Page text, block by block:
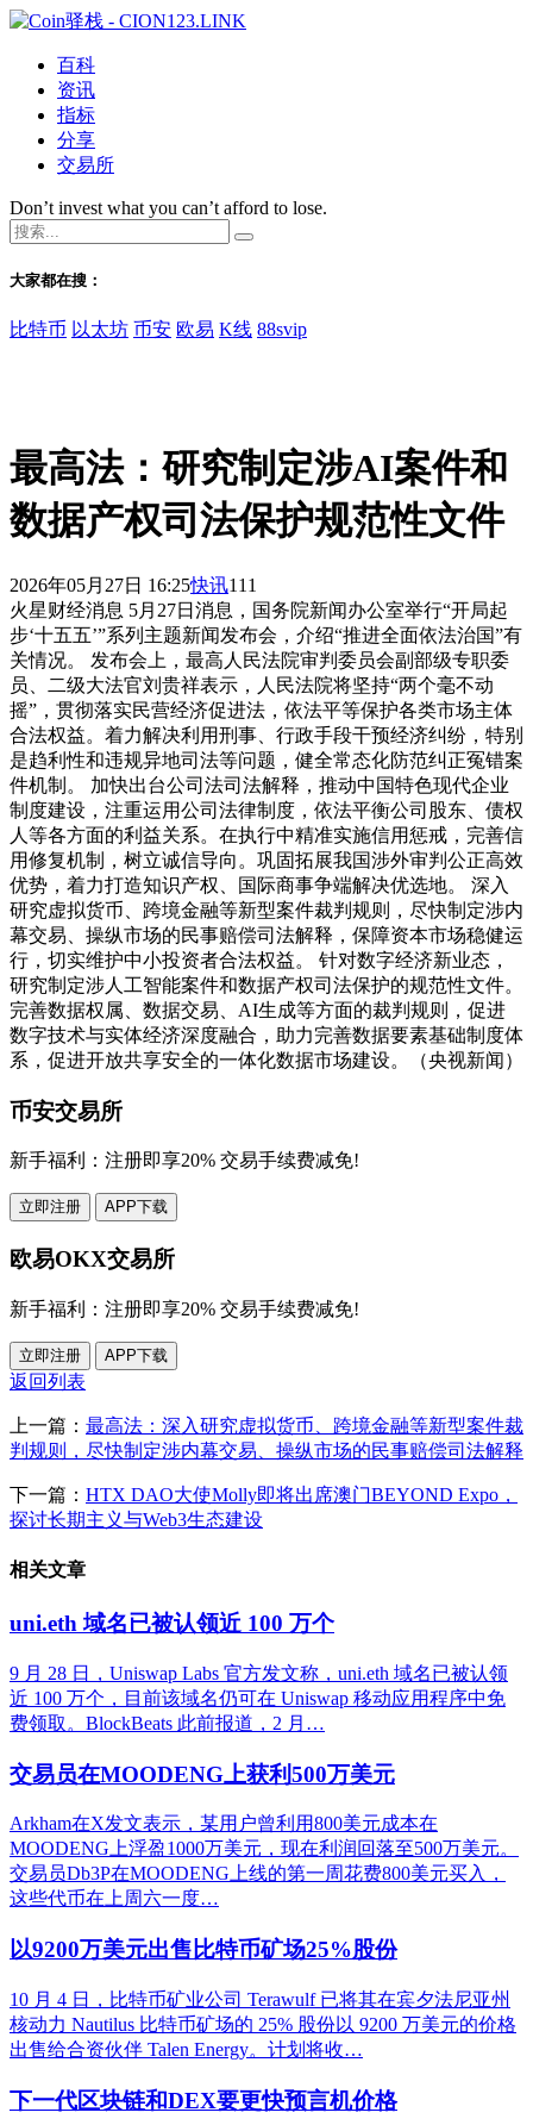
百科
资讯
指标
分享
交易所
Don’t invest what you can’t afford to lose.
大家都在搜：
比特币 以太坊 币安 欧易 K线 88svip
最高法：研究制定涉AI案件和
数据产权司法保护规范性文件
2026年05月27日 16:25快讯111
火星财经消息 5月27日消息，国务院新闻办公室举行“开局起
步‘十五五’”系列主题新闻发布会，介绍“推进全面依法治国”有
关情况。 发布会上，最高人民法院审判委员会副部级专职委
员、二级大法官刘贵祥表示，人民法院将坚持“两个毫不动
摇”，贯彻落实民营经济促进法，依法平等保护各类市场主体
合法权益。着力解决利用刑事、行政手段干预经济纠纷，特别
是趋利性和违规异地司法等问题，健全常态化防范纠正冤错案
件机制。 加快出台公司法司法解释，推动中国特色现代企业
制度建设，注重运用公司法律制度，依法平衡公司股东、债权
人等各方面的利益关系。在执行中精准实施信用惩戒，完善信
用修复机制，树立诚信导向。巩固拓展我国涉外审判公正高效
优势，着力打造知识产权、国际商事争端解决优选地。 深入
研究虚拟货币、跨境金融等新型案件裁判规则，尽快制定涉内
幕交易、操纵市场的民事赔偿司法解释，保障资本市场稳健运
行，切实维护中小投资者合法权益。 针对数字经济新业态，
研究制定涉人工智能案件和数据产权司法保护的规范性文件。
完善数据权属、数据交易、AI生成等方面的裁判规则，促进
数字技术与实体经济深度融合，助力完善数据要素基础制度体
系，促进开放共享安全的一体化数据市场建设。（央视新闻）
币安交易所
新手福利： 注册即享20% 交易手续费减免!
立即注册 APP下载
欧易OKX交易所
新手福利： 注册即享20% 交易手续费减免!
立即注册 APP下载
返回列表
上一篇： 最高法：深入研究虚拟货币、跨境金融等新型案件裁
判规则，尽快制定涉内幕交易、操纵市场的民事赔偿司法解释
下一篇： HTX DAO大使Molly即将出席澳门BEYOND Expo，
探讨长期主义与Web3生态建设
相关文章
uni.eth 域名已被认领近 100 万个
9 月 28 日，Uniswap Labs 官方发文称，uni.eth 域名已被认领
近 100 万个，目前该域名仍可在 Uniswap 移动应用程序中免
费领取。BlockBeats 此前报道，2 月…
交易员在MOODENG上获利500万美元
Arkham在X发文表示，某用户曾利用800美元成本在
MOODENG上浮盈1000万美元，现在利润回落至500万美元。
交易员Db3P在MOODENG上线的第一周花费800美元买入，
这些代币在上周六一度…
以9200万美元出售比特币矿场25%股份
10 月 4 日，比特币矿业公司 Terawulf 已将其在宾夕法尼亚州
核动力 Nautilus 比特币矿场的 25% 股份以 9200 万美元的价格
出售给合资伙伴 Talen Energy。计划将收…
下一代区块链和DEX要更快预言机价格